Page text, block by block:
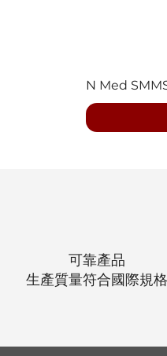
N Med
可靠產品
生產質量符合國際規格